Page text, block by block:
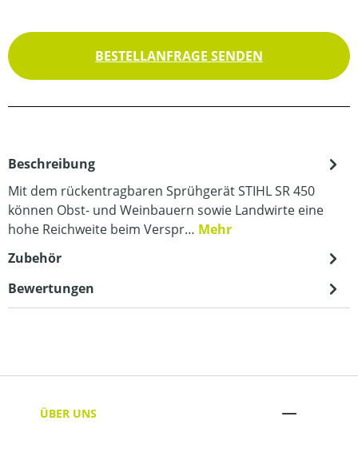
BESTELLANFRAGE SENDEN
Beschreibung
Mit dem rückentragbaren Sprühgerät STIHL SR 450
können Obst- und Weinbauern sowie Landwirte eine
hohe Reichweite beim Verspr… Mehr
Zubehör
Bewertungen
ÜBER UNS